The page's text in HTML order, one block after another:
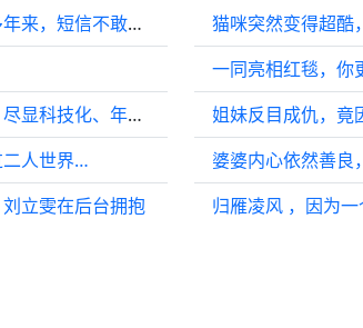
花姐心中满是委屈，这么多年来，短信不敢发送，关心也不主动表达
丝所走进卢浮宫时尚大秀，尽显科技化、年轻化、国际化
二人世界…
立雯在后台拥抱
猫咪突然变得超酷
一同亮相红毯，你
姐妹反目成仇，竟
归雁凌风 ，因为